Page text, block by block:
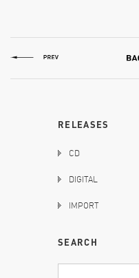
RELEASES
CD
DIGITAL
IMPORT
SEARCH